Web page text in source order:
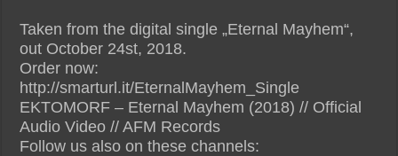
Taken from the digital single „Eternal Mayhem“,
out October 24st, 2018.
Order now:
http://smarturl.it/EternalMayhem_Single
EKTOMORF – Eternal Mayhem (2018) // Official
Audio Video // AFM Records
Follow us also on these channels: